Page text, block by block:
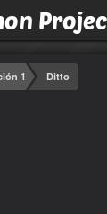
1 Ditto